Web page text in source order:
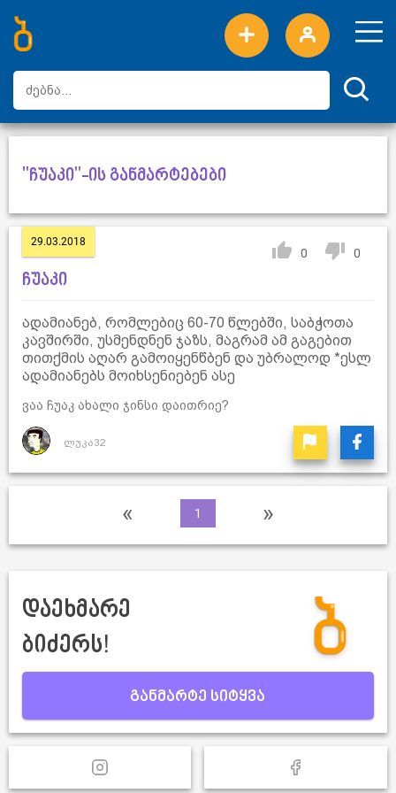
ახალი სიტყვები
ტოპ სიტყვები
დღის ტოპ სიტყვები
ტოპ მომხმარებლები
"ჩუაკი"-ის განმარტებები
29.03.2018
0 0
ჩუაკი
ადამიანებ, რომლებიც 60-70 წლებში, საბჭოთა
კავშირში, უსმენდნენ ჯაზს, მაგრამ ამ გაგებით
თითქმის აღარ გამოიყენწბენ და უბრალოდ *ესლ
ადამიანებს მოიხსენიებენ ასე
ვაა ჩუაკ ახალი ჯინსი დაითრიე?
ლუკა32
« 1 »
დაეხმარე
ბიძერს!
განმარტე სიტყვა